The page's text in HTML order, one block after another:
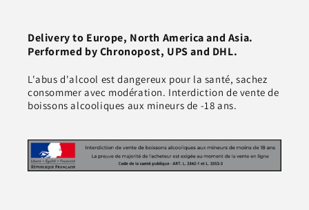
Delivery to Europe, North America and Asia.
Performed by Chronopost, UPS and DHL.
L'abus d'alcool est dangereux pour la santé, sachez
consommer avec modération. Interdiction de vente de
boissons alcooliques aux mineurs de -18 ans.